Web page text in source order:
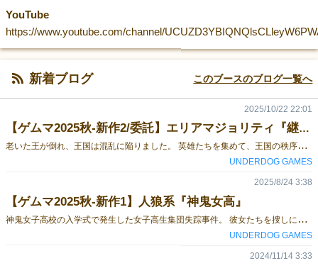
YouTube
https://www.youtube.com/channel/
新着ブログ このブースのブログ一覧へ
【ゲムマ2025秋-新作2/委託】エリアマジョリティ『継承者が多すぎる』
老
いた王が倒れ、王国は混乱に陥りました。 英雄たちを集めて、王国の秩序を取り戻してください。 真の継承者は、あなたです。――――― とびきりかわいいアートワークに心奪われる！シンプルなルールでサクッと遊べる、イラスト重視の影響力ゲーム。「見て楽しい・遊んで嬉しい」を両立した一作です。カードごとのユニークな能力が勝負を左右する！場の流れを読み、効果的に能力を使いこなす戦略型のカードゲーム。毎回違った展開が楽しめます！超シンプルな“役”で争う、軽快な影響力争奪戦！複雑なルールは一切ナシ。直感とタイミングだけで勝敗が決まる、爽快な駆け引きが魅力です。―――――プレイ人数：2人 プレイ時間：15分 対象年齢：15歳以上
2025/10/22 22:01
UNDERDOG GAMES
【ゲムマ2025秋-新作1】人狼系『神鬼女高』
神
鬼女子高校の入学式で発生した女子高生集団失踪事件。 彼女たちを捜しに学校へやって来た探偵の前に、 失踪した女子高生たちが現れる。 しかし探偵は、 その中に「人間ではない存在」がいることに気づく……
2025/8/24 3:38
UNDERDOG GAMES
2024/11/14 3:33